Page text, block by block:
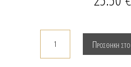
Προσθήκη στο